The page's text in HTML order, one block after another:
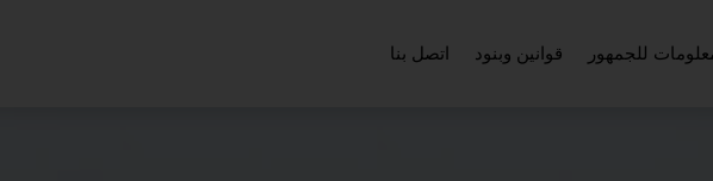
للجمهور قوانين وبنود اتصل بنا